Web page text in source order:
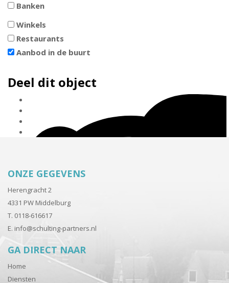
Banken
Winkels
Restaurants
Aanbod in de buurt
Deel dit object
ONZE GEGEVENS
Herengracht 2
4331 PW Middelburg
T. 0118-616617
E. info@schulting-partners.nl
GA DIRECT NAAR
Home
Diensten